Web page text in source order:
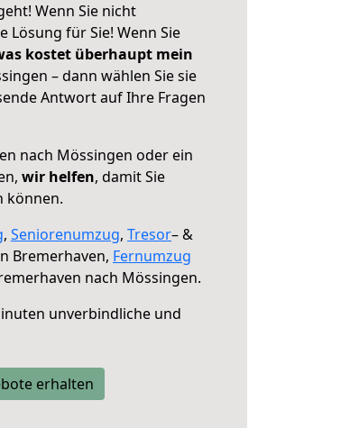
Wenn Sie nicht
für Sie! Wenn Sie
kostet überhaupt mein
– dann wählen Sie sie
Antwort auf Ihre Fragen
nach Mössingen oder ein
wir helfen, damit Sie
können.
, Seniorenumzug, Tresor– &
Bremerhaven, Fernumzug
nach Mössingen.
unverbindliche und
erhalten